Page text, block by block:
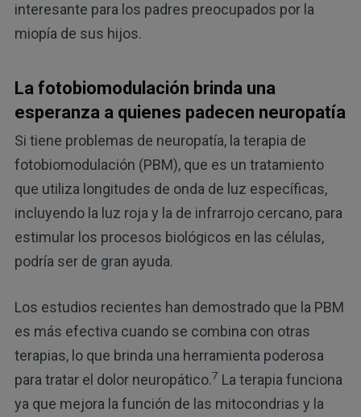
interesante para los padres preocupados por la
miopía de sus hijos.
La fotobiomodulación brinda una
esperanza a quienes padecen neuropatía
Si tiene problemas de neuropatía, la terapia de
fotobiomodulación (PBM), que es un tratamiento
que utiliza longitudes de onda de luz específicas,
incluyendo la luz roja y la de infrarrojo cercano, para
estimular los procesos biológicos en las células,
podría ser de gran ayuda.
Los estudios recientes han demostrado que la PBM
es más efectiva cuando se combina con otras
terapias, lo que brinda una herramienta poderosa
para tratar el dolor neuropático.7 La terapia funciona
ya que mejora la función de las mitocondrias y la